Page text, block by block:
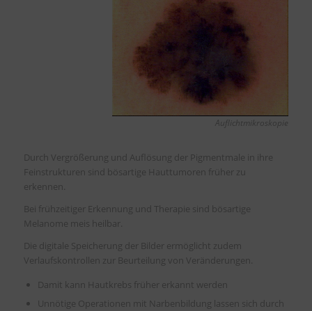
Auflichtmikroskopie
Durch Vergrößerung und Auflösung der Pigmentmale in ihre
Feinstrukturen sind bösartige Hauttumoren früher zu
erkennen.
Bei frühzeitiger Erkennung und Therapie sind bösartige
Melanome meis heilbar.
Die digitale Speicherung der Bilder ermöglicht zudem
Verlaufskontrollen zur Beurteilung von Veränderungen.
Damit kann Hautkrebs früher erkannt werden
Unnötige Operationen mit Narbenbildung lassen sich durch